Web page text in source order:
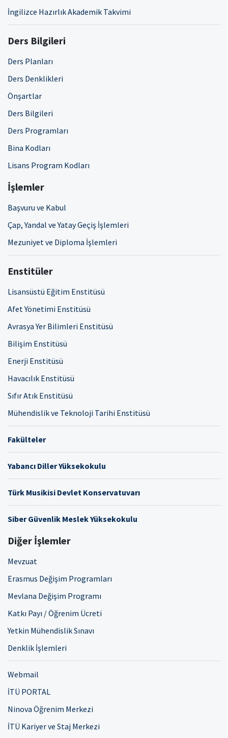
İngilizce Hazırlık Akademik Takvimi
Ders Bilgileri
Ders Planları
Ders Denklikleri
Önşartlar
Ders Bilgileri
Ders Programları
Bina Kodları
Lisans Program Kodları
İşlemler
Başvuru ve Kabul
Çap, Yandal ve Yatay Geçiş İşlemleri
Mezuniyet ve Diploma İşlemleri
Enstitüler
Lisansüstü Eğitim Enstitüsü
Afet Yönetimi Enstitüsü
Avrasya Yer Bilimleri Enstitüsü
Bilişim Enstitüsü
Enerji Enstitüsü
Havacılık Enstitüsü
Sıfır Atık Enstitüsü
Mühendislik ve Teknoloji Tarihi Enstitüsü
Fakülteler
Yabancı Diller Yüksekokulu
Türk Musikisi Devlet Konservatuvarı
Siber Güvenlik Meslek Yüksekokulu
Diğer İşlemler
Mevzuat
Erasmus Değişim Programları
Mevlana Değişim Programı
Katkı Payı / Öğrenim Ücreti
Yetkin Mühendislik Sınavı
Denklik İşlemleri
Webmail
İTÜ PORTAL
Ninova Öğrenim Merkezi
İTÜ Kariyer ve Staj Merkezi